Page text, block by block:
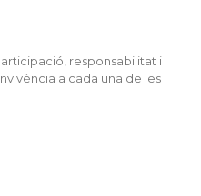
responsabilitat i
a cada una de les